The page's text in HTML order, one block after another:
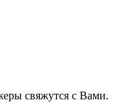
свяжутся с Вами.